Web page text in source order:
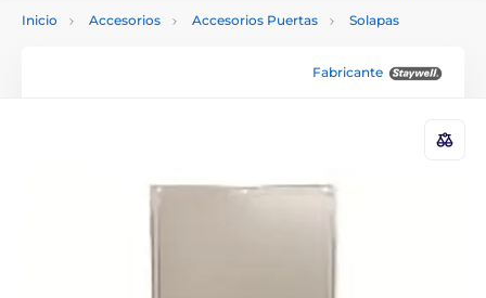
Inicio Accesorios Accesorios Puertas Solapas
Fabricante